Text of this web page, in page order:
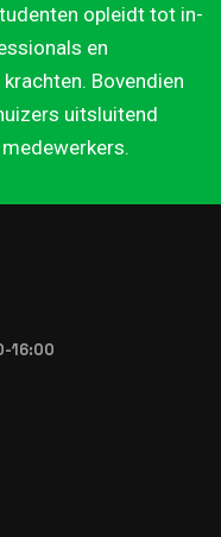
opleidt tot in-
en
Bovendien
uitsluitend
16:00